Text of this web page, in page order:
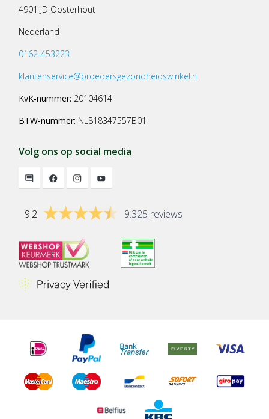
4901 JD Oosterhout
Nederland
0162-453223
klantenservice@broedersgezondheidswinkel.nl
KvK-nummer: 20104614
BTW-nummer: NL818347557B01
Volg ons op social media
9.2 9.325 reviews